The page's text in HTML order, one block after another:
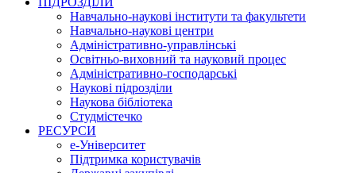
Навчально-наукові інститути та факультети
Навчально-наукові центри
Адміністративно-управлінські
Освітньо-виховний та науковий процес
Адміністративно-господарські
Наукові підрозділи
Наукова бібліотека
Студмістечко
РЕСУРСИ
е-Університет
Підтримка користувачів